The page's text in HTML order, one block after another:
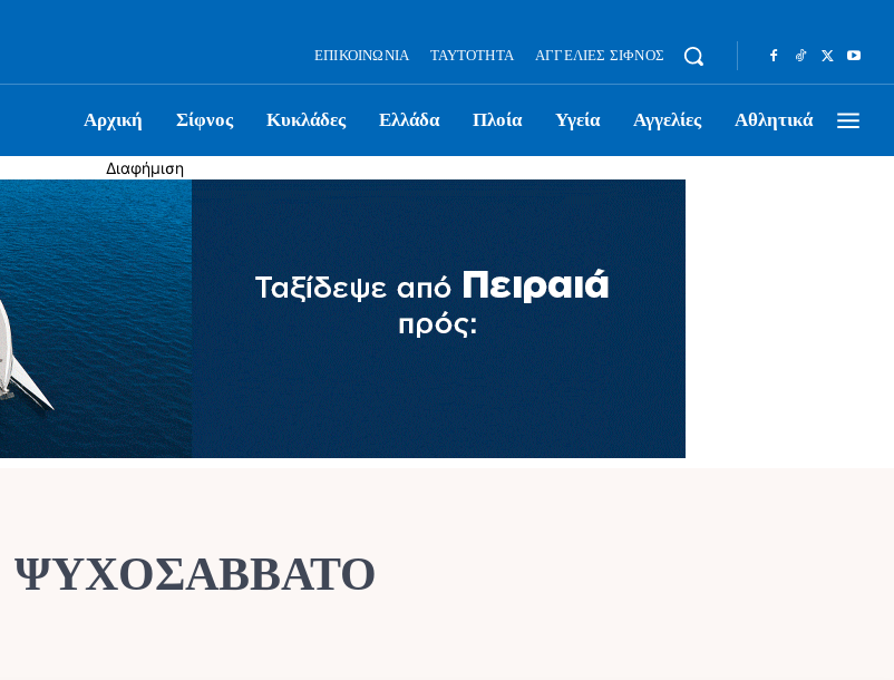
ΕΠΙΚΟΙΝΩΝΊΑ ΤΑΥΤΌΤΗΤΑ ΑΓΓΕΛΊΕΣ ΣΊΦΝΟΣ
Αρχική Σίφνος Κυκλάδες Ελλάδα Πλοία Υγεία Αγγελίες Αθλητικά
Διαφήμιση
ΨΥΧΟΣΑΒΒΑΤΟ